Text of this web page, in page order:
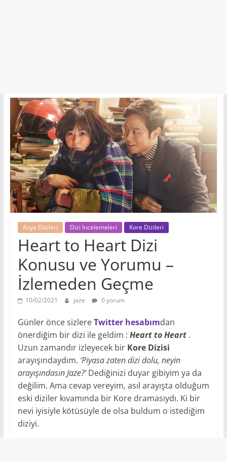
Asya Dizileri Dizi İncelemeleri Kore Dizileri
Heart to Heart Dizi
Konusu ve Yorumu –
İzlemeden Geçme
10/02/2021 jaze 0 yorum
Günler önce sizlereTwitter hesabımdan
önerdiğim bir dizi ile geldim : Heart to Heart .
Uzun zamandır izleyecek bir Kore Dizisi
arayışındaydım. ‘Piyasa zaten dizi dolu, neyin
arayışındasın Jaze?’Dediğinizi duyar gibiyim ya da
değilim. Ama cevap vereyim, asıl arayışta olduğum
eski diziler kıvamında bir Kore dramasıydı. Ki bir
nevi iyisiyle kötüsüyle de olsa buldum o istediğim
diziyi.